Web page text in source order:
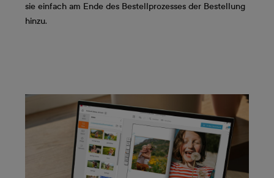
sie einfach am Ende des Bestellprozesses der Bestellung
hinzu.